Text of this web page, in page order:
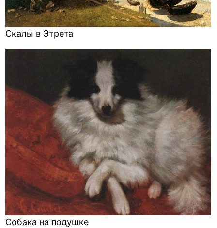
Скалы в Этрета
Собака на подушке